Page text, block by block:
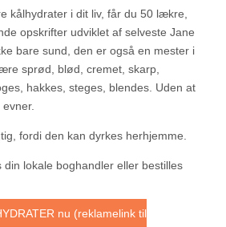
kålhydrater i dit liv, får du 50 lækre,
opskrifter udviklet af selveste Jane
bare sund, den er også en mester i
sprød, blød, cremet, skarp,
hakkes, steges, blendes. Uden at
fordi den kan dyrkes herhjemme.
din lokale boghandler eller bestilles
nu (reklamelink til